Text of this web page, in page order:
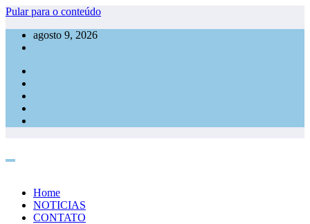
Pular para o conteúdo
agosto 9, 2026
Home
NOTICIAS
CONTATO